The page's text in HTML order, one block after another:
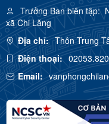
Trưởng Ban biên tập:
xã Chi Lăng
Địa chỉ: Thôn Trung
Điện thoại:
Email: